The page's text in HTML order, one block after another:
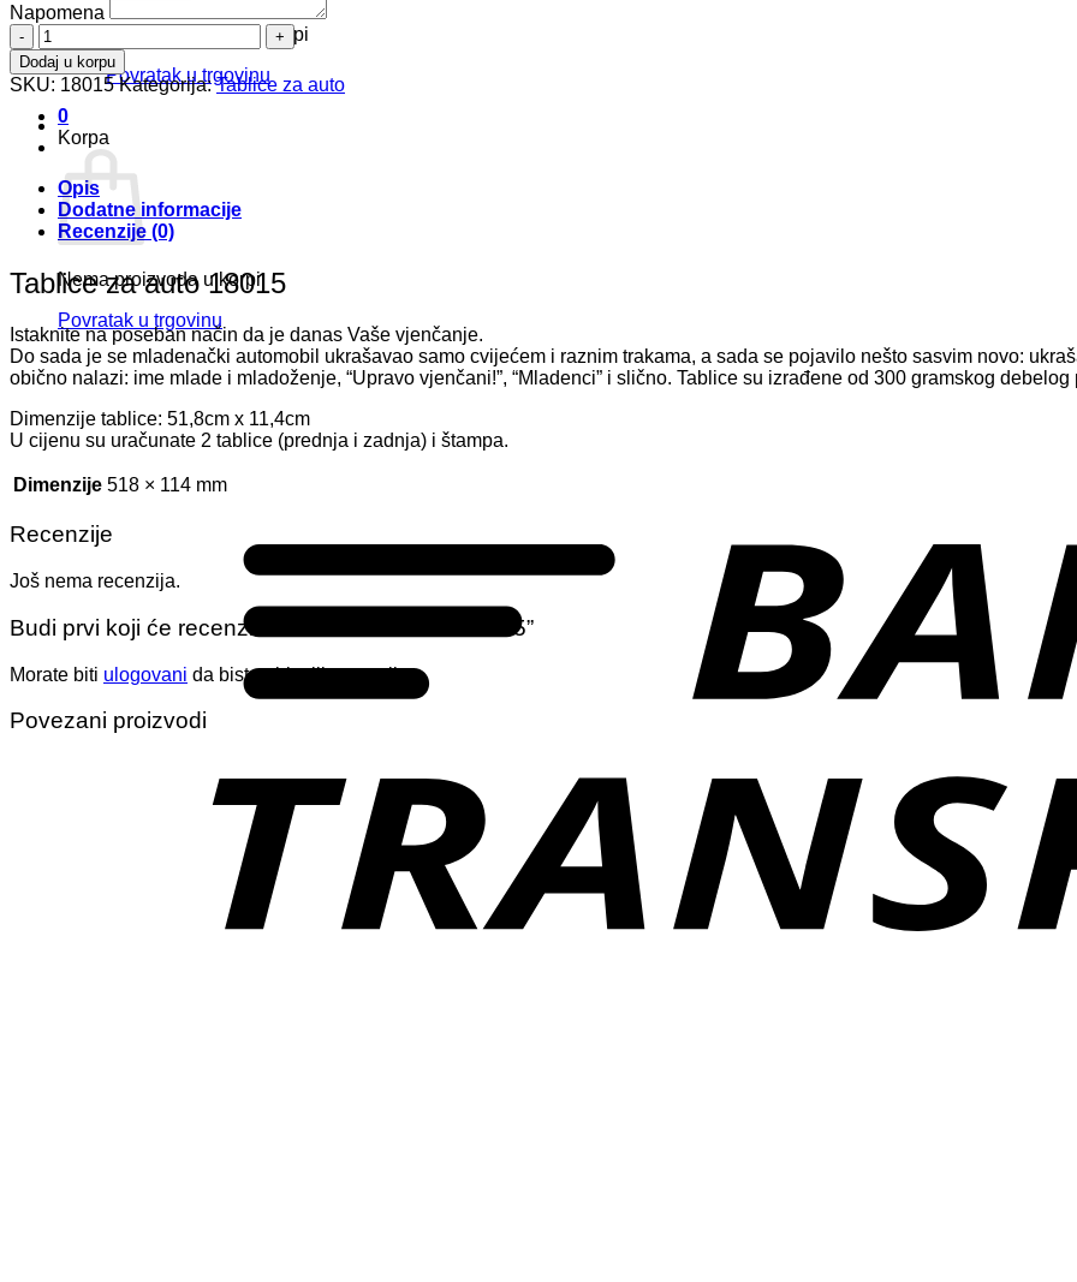
Nema proizvoda u korpi
Povratak u trgovinu
0
Korpa
Nema proizvoda u korpi
Povratak u trgovinu
Napomena
Tablice
za
auto
18015
količina
Dodaj u korpu
SKU: 18015 Kategorija:Tablice za auto
Opis
Dodatne informacije
Recenzije (0)
Tablice za auto 18015
Istaknite na poseban način da je danas Vaše vjenčanje.
Do sada je se mladenački automobil ukrašavao samo cvijećem i raznim trakama, a sada se pojavilo nešto sasvim novo:
obično nalazi: ime mlade i mladoženje, “Upravo vjenčani!”, “Mladenci” i slično. Tablice su izrađene od 300 gramskog
Dimenzije tablice: 51,8cm x 11,4cm
U cijenu su uračunate 2 tablice (prednja i zadnja) i štampa.
Dimenzije 518 × 114 mm
Recenzije
Još nema recenzija.
Budi prvi koji će recenzirati “Tablice za auto 18015”
Morate biti ulogovani da biste objavili recenziju.
Povezani proizvodi